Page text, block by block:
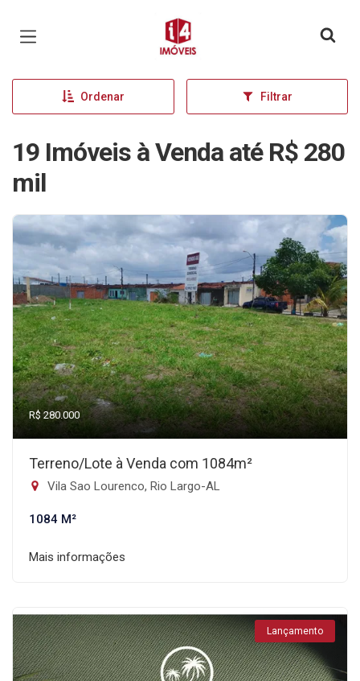
Página inicial
Ordenar Filtrar
19 Imóveis à Venda até R$ 280
mil
R$ 280.000
Terreno/Lote à Venda com 1084m²
Vila Sao Lourenco, Rio Largo-AL
1084 M²
Mais informações
Lançamento